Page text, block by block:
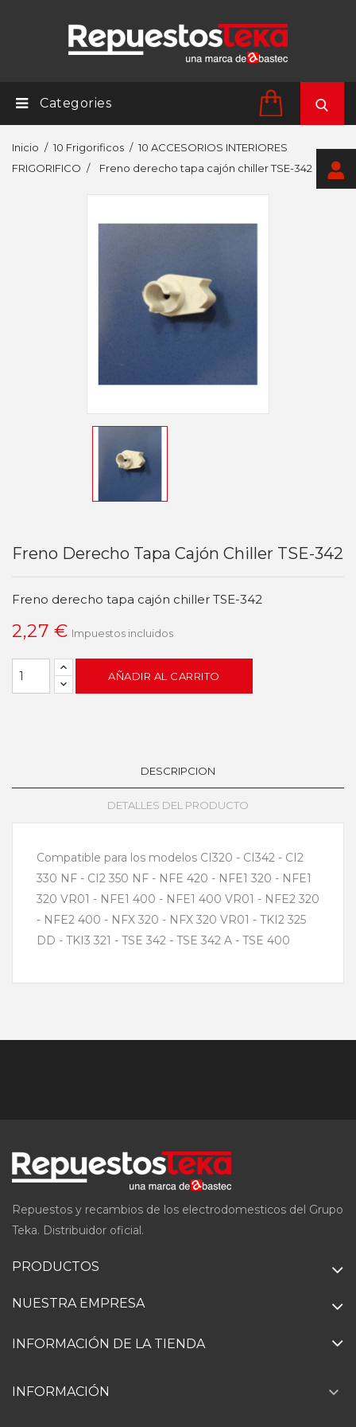
Categories
Inicio 10 Frigorificos
10 ACCESORIOS INTERIORES
FRIGORIFICO
Freno derecho tapa cajón chiller TSE-342
Freno Derecho Tapa Cajón Chiller TSE-342
Freno derecho tapa cajón chiller TSE-342
2,27 € Impuestos incluidos
AÑADIR AL CARRITO
DESCRIPCION
DETALLES DEL PRODUCTO
Compatible para los modelos CI320 - CI342 - CI2
330 NF - CI2 350 NF - NFE 420 - NFE1 320 - NFE1
320 VR01 - NFE1 400 - NFE1 400 VR01 - NFE2 320
- NFE2 400 - NFX 320 - NFX 320 VR01 - TKI2 325
DD - TKI3 321 - TSE 342 - TSE 342 A - TSE 400
Repuestos y recambios de los electrodomesticos del Grupo
Teka. Distribuidor oficial.
PRODUCTOS
NUESTRA EMPRESA
INFORMACIÓN DE LA TIENDA
INFORMACIÓN 